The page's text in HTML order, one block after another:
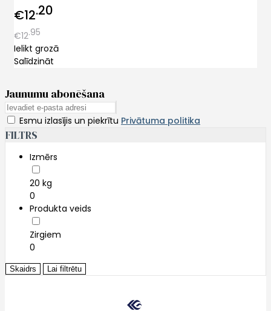
€12 20
€12 95
Ielikt grozā
Salīdzināt
Jaunumu abonēšana
Esmu izlasījis un piekrītu Privātuma politika
FILTRS
Izmērs
20 kg
0
Produkta veids
Zirgiem
0
Skaidrs Lai filtrētu